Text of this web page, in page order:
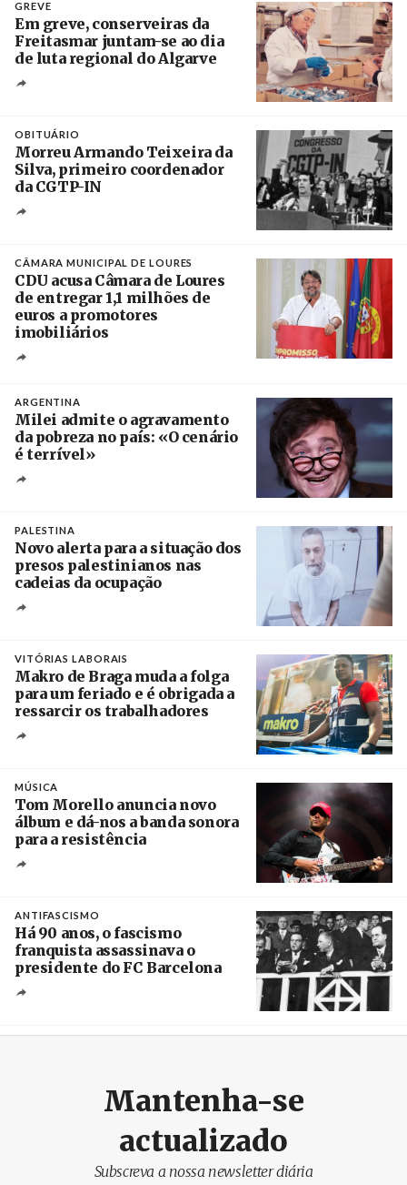
GREVE
Em greve, conserveiras da
Freitasmar juntam-se ao dia
de luta regional do Algarve
OBITUÁRIO
Morreu Armando Teixeira da
Silva, primeiro coordenador
da CGTP-IN
CÂMARA MUNICIPAL DE LOURES
CDU acusa Câmara de Loures
de entregar 1,1 milhões de
euros a promotores
imobiliários
ARGENTINA
Milei admite o agravamento
da pobreza no país: «O cenário
é terrível»
PALESTINA
Novo alerta para a situação dos
presos palestinianos nas
cadeias da ocupação
VITÓRIAS LABORAIS
Makro de Braga muda a folga
para um feriado e é obrigada a
ressarcir os trabalhadores
MÚSICA
Tom Morello anuncia novo
álbum e dá-nos a banda sonora
para a resistência
ANTIFASCISMO
Há 90 anos, o fascismo
franquista assassinava o
presidente do FC Barcelona
Mantenha-se
actualizado
Subscreva a nossa newsletter diária